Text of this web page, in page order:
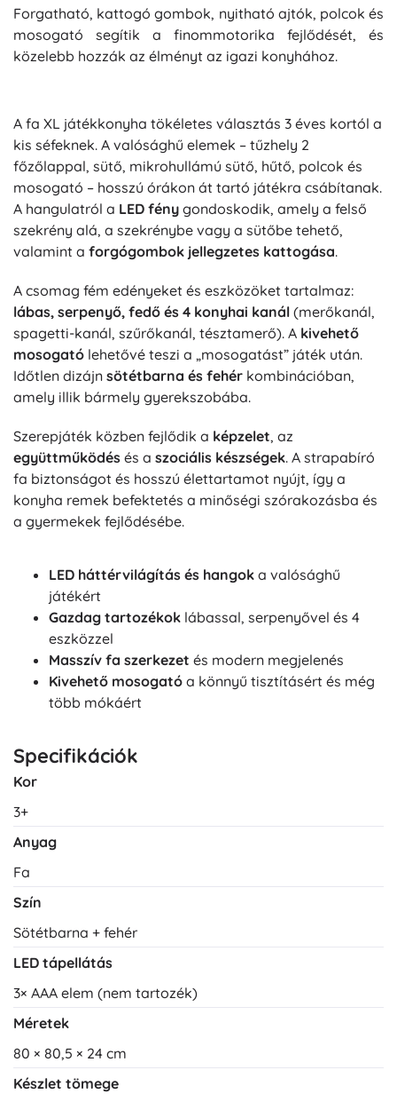
Forgatható, kattogó gombok, nyitható ajtók, polcok és
mosogató segítik a finommotorika fejlődését, és
közelebb hozzák az élményt az igazi konyhához.
A fa XL játékkonyha tökéletes választás 3 éves kortól a
kis séfeknek. A valósághű elemek – tűzhely 2
főzőlappal, sütő, mikrohullámú sütő, hűtő, polcok és
mosogató – hosszú órákon át tartó játékra csábítanak.
A hangulatról a LED fény gondoskodik, amely a felső
szekrény alá, a szekrénybe vagy a sütőbe tehető,
valamint a forgógombok jellegzetes kattogása.
A csomag fém edényeket és eszközöket tartalmaz:
lábas, serpenyő, fedő és 4 konyhai kanál (merőkanál,
spagetti-kanál, szűrőkanál, tésztamerő). A kivehető
mosogató lehetővé teszi a „mosogatást” játék után.
Időtlen dizájn sötétbarna és fehér kombinációban,
amely illik bármely gyerekszobába.
Szerepjáték közben fejlődik a képzelet, az
együttműködés és a szociális készségek. A strapabíró
fa biztonságot és hosszú élettartamot nyújt, így a
konyha remek befektetés a minőségi szórakozásba és
a gyermekek fejlődésébe.
LED háttérvilágítás és hangok a valósághű
játékért
Gazdag tartozékok lábassal, serpenyővel és 4
eszközzel
Masszív fa szerkezet és modern megjelenés
Kivehető mosogató a könnyű tisztításért és még
több mókáért
Specifikációk
Kor
3+
Anyag
Fa
Szín
Sötétbarna + fehér
LED tápellátás
3× AAA elem (nem tartozék)
Méretek
80 × 80,5 × 24 cm
Készlet tömege